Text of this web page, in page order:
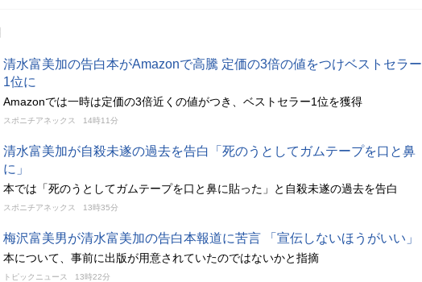
清水富美加の告白本がAmazonで高騰 定価の3倍の値をつけベストセラー
1位に
Amazonでは一時は定価の3倍近くの値がつき、ベストセラー1位を獲得
スポニチアネックス 14時11分
清水富美加が自殺未遂の過去を告白「死のうとしてガムテープを口と鼻
に」
本では「死のうとしてガムテープを口と鼻に貼った」と自殺未遂の過去を告白
スポニチアネックス 13時35分
梅沢富美男が清水富美加の告白本報道に苦言 「宣伝しないほうがいい」
本について、事前に出版が用意されていたのではないかと指摘
トピックニュース 13時22分